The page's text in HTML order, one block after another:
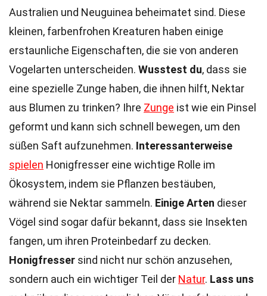
Australien und Neuguinea beheimatet sind. Diese
kleinen, farbenfrohen Kreaturen haben einige
erstaunliche Eigenschaften, die sie von anderen
Vogelarten unterscheiden. Wusstest du, dass sie
eine spezielle Zunge haben, die ihnen hilft, Nektar
aus Blumen zu trinken? Ihre Zunge ist wie ein Pinsel
geformt und kann sich schnell bewegen, um den
süßen Saft aufzunehmen. Interessanterweise
spielen Honigfresser eine wichtige Rolle im
Ökosystem, indem sie Pflanzen bestäuben,
während sie Nektar sammeln. Einige Arten dieser
Vögel sind sogar dafür bekannt, dass sie Insekten
fangen, um ihren Proteinbedarf zu decken.
Honigfresser sind nicht nur schön anzusehen,
sondern auch ein wichtiger Teil der Natur. Lass uns